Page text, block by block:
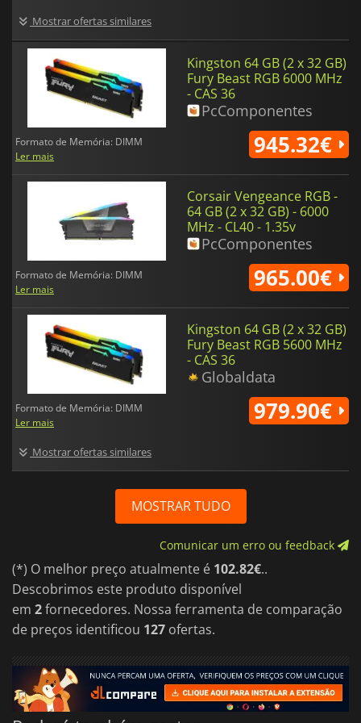
Mostrar ofertas similares
Kingston 64 GB (2 x 32 GB)
Fury Beast RGB 6000 MHz
- CAS 36
PcComponentes
Formato de Memória: DIMM
Ler mais
945.32€
Corsair Vengeance RGB -
64 GB (2 x 32 GB) - 6000
MHz - CL40 - 1.35v
PcComponentes
Formato de Memória: DIMM
Ler mais
965.00€
Kingston 64 GB (2 x 32 GB)
Fury Beast RGB 5600 MHz
- CAS 36
Globaldata
Formato de Memória: DIMM
Ler mais
Mostrar ofertas similares
979.90€
MOSTRAR TUDO
Comunicar um erro ou feedback
(*) O melhor preço atualmente é 102.82€..
Descobrimos este produto disponível
em 2fornecedores. Nossa ferramenta de comparação
de preços identificou 127 ofertas.